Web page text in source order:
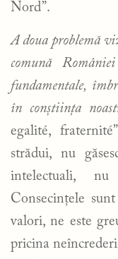
Nord”.
A doua problemă
comună
fundamentale,
în conștiința
egalité,
strădui, nu
intelectuali,
Consecințele
valori, ne este
pricina